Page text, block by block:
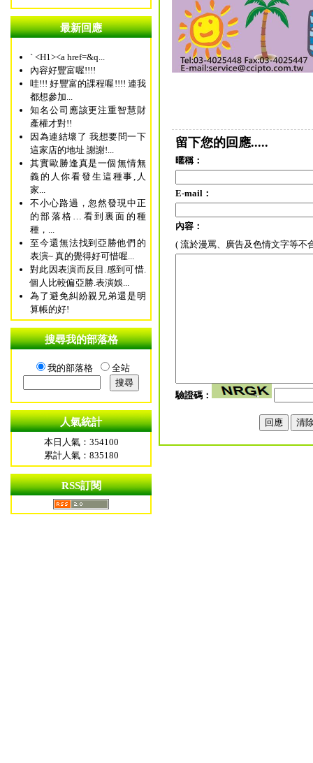
最新回應
` <H1><a href=&q...
內容好豐富喔!!!!
哇!!! 好豐富的課程喔!!!! 連我
都想參加...
知名公司應該更注重智慧財
產權才對!!
因為連結壞了 我想要問一下
這家店的地址 謝謝!...
其實歐勝逢真是一個無情無
義的人你看發生這種事,人
家...
不小心路過，忽然發現中正
的部落格…看到裏面的種
種，...
至今還無法找到亞勝他們的
表演~ 真的覺得好可惜喔...
對此因表演而反目.感到可惜.
個人比較偏亞勝.表演娛...
為了避免糾紛親兄弟還是明
算帳的好!
搜尋我的部落格
我的部落格 全站
人氣統計
本日人氣：354100
累計人氣：835180
RSS訂閱
留下您的回應.....
暱稱：
E-mail：
內容：
( 流於漫罵、廣告及色情文字等不
驗證碼：